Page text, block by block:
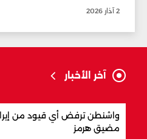
2 آذار 2026
آخر الأخبار
واشنطن ترفض أي قيود من
مضيق هرمز